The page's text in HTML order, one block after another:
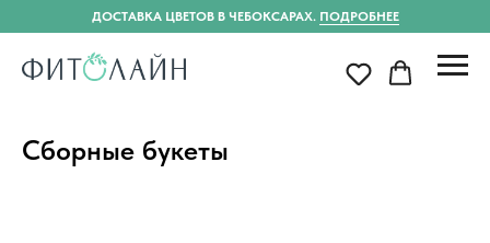
ДОСТАВКА ЦВЕТОВ В ЧЕБОКСАРАХ. ПОДРОБНЕЕ
Сборные букеты